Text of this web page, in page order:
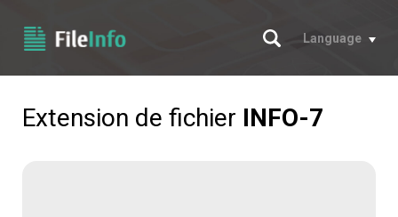
Chercher
Language
Extension de fichier INFO-7